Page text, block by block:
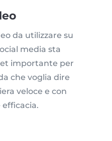
da utilizzare su
media sta
importante per
che voglia dire
veloce e con